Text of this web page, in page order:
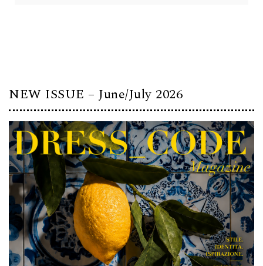
NEW ISSUE – June/July 2026